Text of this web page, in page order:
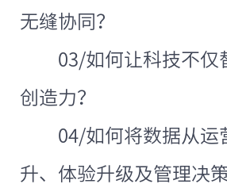
无缝协同？
03/如何让科技不仅
创造力？
04/如何将数据从运
升、体验升级及管理决